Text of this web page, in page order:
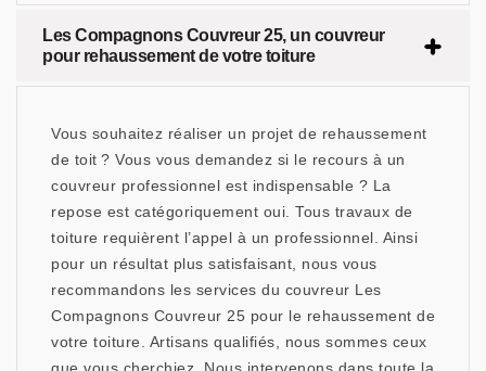
Les Compagnons Couvreur 25, un couvreur
pour rehaussement de votre toiture
Vous souhaitez réaliser un projet de rehaussement
de toit ? Vous vous demandez si le recours à un
couvreur professionnel est indispensable ? La
repose est catégoriquement oui. Tous travaux de
toiture requièrent l’appel à un professionnel. Ainsi
pour un résultat plus satisfaisant, nous vous
recommandons les services du couvreur Les
Compagnons Couvreur 25 pour le rehaussement de
votre toiture. Artisans qualifiés, nous sommes ceux